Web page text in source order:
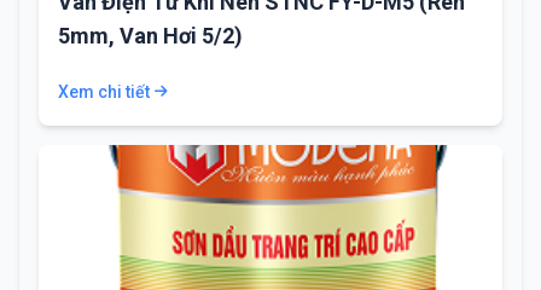
5mm, Van Hơi 5/2)
Xem chi tiết